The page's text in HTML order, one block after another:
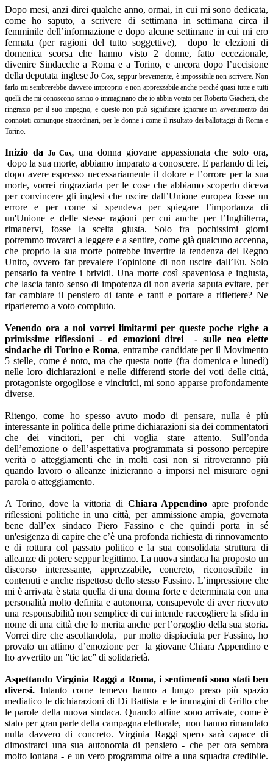
Dopo mesi, anzi direi qualche anno, ormai, in cui mi sono dedicata,
come ho saputo, a scrivere di settimana in settimana circa il
femminile dell’informazione e dopo alcune settimane in cui mi ero
fermata (per ragioni del tutto soggettive), dopo le elezioni di
domenica scorsa che hanno visto 2 donne, fatto eccezionale,
divenire Sindacche a Roma e a Torino, e ancora dopo l’uccisione
della deputata inglese JoCox, seppur brevemente, è impossibile non scrivere. Non
farlo mi sembrerebbe davvero improprio e non apprezzabile anche perché quasi tutte e tutti
quelli che mi conoscono sanno o immaginano che io abbia votato per Roberto Giachetti, che
ringrazio per il suo impegno, e questo non può significare ignorare un avvenimento dai
connotati comunque straordinari, per le donne i come il risultato dei ballottaggi diRoma e
Torino.
Inizio da JoCox, una donna giovane appassionata che solo ora,
dopo la sua morte, abbiamo imparato a conoscere. E parlando di lei,
dopo avere espresso necessariamente il dolore e l’orrore per la sua
morte, vorrei ringraziarla per le cose che abbiamo scoperto diceva
per convincere gli inglesi che uscire dall’Unione europea fosse un
errore e per come si spendeva per spiegare l’importanza di
un'Unione e delle stesse ragioni per cui anche per l’Inghilterra,
rimanervi, fosse la scelta giusta. Solo fra pochissimi giorni
potremmo trovarci a leggere e a sentire, come già qualcuno accenna,
che proprio la sua morte potrebbe invertire la tendenza del Regno
Unito, ovvero far prevalere l’opinione di non uscire dall’Eu. Solo
pensarlo fa venire i brividi. Una morte così spaventosa e ingiusta,
che lascia tanto senso di impotenza di non averla saputa evitare, per
far cambiare il pensiero di tante e tanti e portare a riflettere? Ne
riparleremo a voto compiuto.
Venendo ora a noi vorrei limitarmi per queste poche righe a
primissime riflessioni - ed emozioni direi - sulle neo elette
sindache di Torino e Roma, entrambe candidate per il Movimento
5 stelle, come è noto, ma che questa notte (fra domenica e lunedì)
nelle loro dichiarazioni e nelle differenti storie dei voti delle città,
protagoniste orgogliose e vincitrici, mi sono apparse profondamente
diverse.
Ritengo, come ho spesso avuto modo di pensare, nulla è più
interessante in politica delle prime dichiarazioni sia dei commentatori
che dei vincitori, per chi voglia stare attento. Sull’onda
dell’emozione o dell’aspettativa programmata si possono percepire
verità o atteggiamenti che in molti casi non si ritroveranno più
quando lavoro o alleanze inizieranno a imporsi nel misurare ogni
parola o atteggiamento.
A Torino, dove la vittoria di Chiara Appendino apre profonde
riflessioni politiche in una città, per ammissione ampia, governata
bene dall’ex sindaco Piero Fassino e che quindi porta in sé
un'esigenza di capire che c’è una profonda richiesta di rinnovamento
e di rottura col passato politico e la sua consolidata struttura di
alleanze di potere seppur legittimo. La nuova sindaca ha proposto un
discorso interessante, apprezzabile, concreto, riconoscibile in
contenuti e anche rispettoso dello stesso Fassino. L’impressione che
mi è arrivata è stata quella di una donna forte e determinata con una
personalità molto definita e autonoma, consapevole di aver ricevuto
una responsabilità non semplice di cui intende raccogliere la sfida in
nome di una città che lo merita anche per l’orgoglio della sua storia.
Vorrei dire che ascoltandola, pur molto dispiaciuta per Fassino, ho
provato un attimo d’emozione per la giovane Chiara Appendino e
ho avvertito un ”tic tac” di solidarietà.
Aspettando Virginia Raggi a Roma, i sentimenti sono stati ben
diversi. Intanto come temevo hanno a lungo preso più spazio
mediatico le dichiarazioni di Di Battista e le immagini di Grillo che
le parole della nuova sindaca. Quando alfine sono arrivate, come è
stato per gran parte della campagna elettorale, non hanno rimandato
nulla davvero di concreto. Virginia Raggi spero sarà capace di
dimostrarci una sua autonomia di pensiero - che per ora sembra
molto lontana - e un vero programma oltre a una squadra credibile.